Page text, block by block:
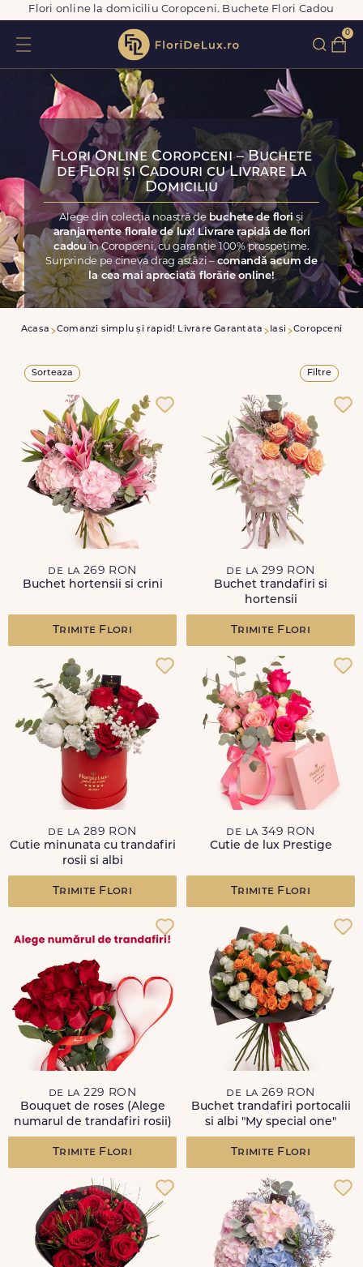
Flori online la domiciliu Coropceni. Buchete Flori Cadou
0
Flori Online Coropceni – Buchete
de Flori și Cadouri cu Livrare la
Domiciliu
Alege din colecția noastră de buchete de floriși
aranjamente florale de lux! Livrare rapidă de flori
cadou în Coropceni, cu garanție 100% prospețime.
Surprinde pe cineva drag astăzi –comandă acum de
la cea mai apreciată florărie online!
Acasa Comanzi simplu și rapid! Livrare Garantata Iasi Coropceni
Sorteaza Filtre
de la 269 RON
Buchet hortensii si crini
Trimite Flori
de la 299 RON
Buchet trandafiri si
hortensii
Trimite Flori
de la 289 RON
Cutie minunata cu trandafiri
rosii si albi
Trimite Flori
de la 349 RON
Cutie de lux Prestige
Trimite Flori
de la 229 RON
Bouquet de roses (Alege
numarul de trandafiri rosii)
Trimite Flori
de la 269 RON
Buchet trandafiri portocalii
si albi "My special one"
Trimite Flori